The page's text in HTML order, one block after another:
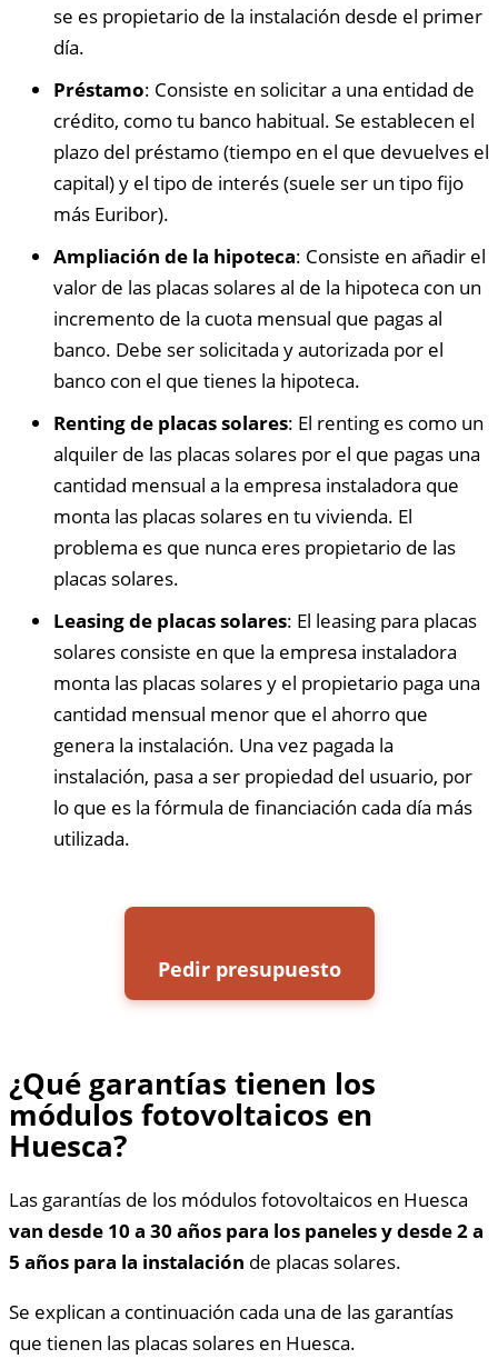
se es propietario de la instalación desde el primer
día.
Préstamo: Consiste en solicitar a una entidad de
crédito, como tu banco habitual. Se establecen el
plazo del préstamo (tiempo en el que devuelves el
capital) y el tipo de interés (suele ser un tipo fijo
más Euribor).
Ampliación de la hipoteca: Consiste en añadir el
valor de las placas solares al de la hipoteca con un
incremento de la cuota mensual que pagas al
banco. Debe ser solicitada y autorizada por el
banco con el que tienes la hipoteca.
Renting de placas solares: El renting es como un
alquiler de las placas solares por el que pagas una
cantidad mensual a la empresa instaladora que
monta las placas solares en tu vivienda. El
problema es que nunca eres propietario de las
placas solares.
Leasing de placas solares: El leasing para placas
solares consiste en que la empresa instaladora
monta las placas solares y el propietario paga una
cantidad mensual menor que el ahorro que
genera la instalación. Una vez pagada la
instalación, pasa a ser propiedad del usuario, por
lo que es la fórmula de financiación cada día más
utilizada.
Pedir presupuesto
¿Qué garantías tienen los
módulos fotovoltaicos en
Huesca?
Las garantías de los módulos fotovoltaicos en Huesca
van desde 10 a 30 años para los paneles y desde 2 a
5 años para la instalación de placas solares.
Se explican a continuación cada una de las garantías
que tienen las placas solares en Huesca.